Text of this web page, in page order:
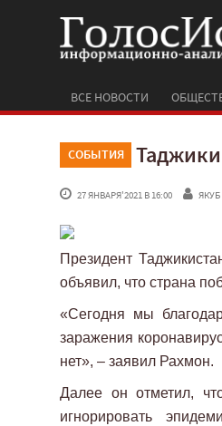
ВСЕ НОВОСТИ
СОБЫТИЯ
27 ЯНВАРЯ'2021 В 16:00
Президент
объявил, что страна
«Сегодня мы
заражения
нет», – заявил Рахмон.
Далее он отметил,
игнорировать